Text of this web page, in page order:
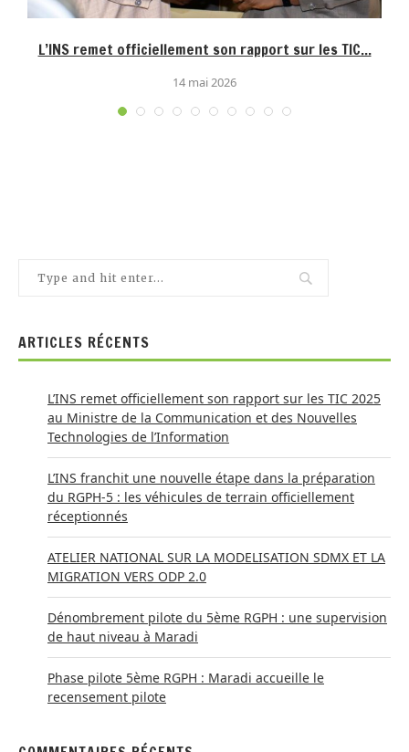
L’INS remet officiellement son rapport sur les TIC...
14 mai 2026
ARTICLES RÉCENTS
L’INS remet officiellement son rapport sur les TIC 2025
au Ministre de la Communication et des Nouvelles
Technologies de l’Information
L’INS franchit une nouvelle étape dans la préparation
du RGPH-5 : les véhicules de terrain officiellement
réceptionnés
ATELIER NATIONAL SUR LA MODELISATION SDMX ET LA
MIGRATION VERS ODP 2.0
Dénombrement pilote du 5ème RGPH : une supervision
de haut niveau à Maradi
Phase pilote 5ème RGPH : Maradi accueille le
recensement pilote